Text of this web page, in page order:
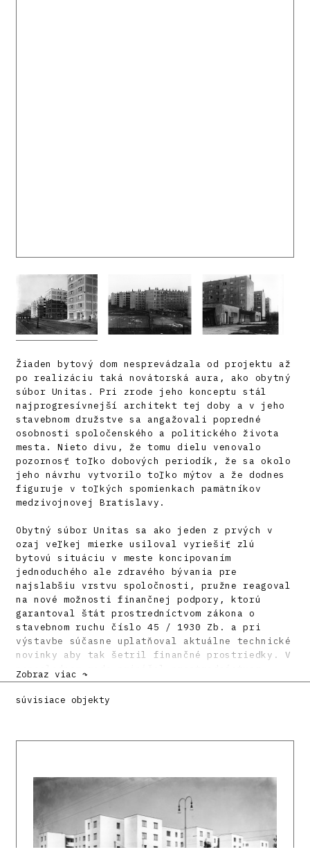
Žiaden bytový dom nesprevádzala od projektu až
po realizáciu taká novátorská aura, ako obytný
súbor Unitas. Pri zrode jeho konceptu stál
najprogresívnejší architekt tej doby a v jeho
stavebnom družstve sa angažovali popredné
osobnosti spoločenského a politického života
mesta. Nieto divu, že tomu dielu venovalo
pozornosť toľko dobových periodík, že sa okolo
jeho návrhu vytvorilo toľko mýtov a že dodnes
figuruje v toľkých spomienkach pamätníkov
medzivojnovej Bratislavy.
Obytný súbor Unitas sa ako jeden z prvých v
ozaj veľkej mierke usiloval vyriešiť zlú
bytovú situáciu v meste koncipovaním
jednoduchého ale zdravého bývania pre
najslabšiu vrstvu spoločnosti, pružne reagoval
na nové možnosti finančnej podpory, ktorú
garantoval štát prostredníctvom zákona o
stavebnom ruchu číslo 45 / 1930 Zb. a pri
výstavbe súčasne uplatňoval aktuálne technické
novinky aby tak šetril finančné prostriedky. V
neposlednom rade prinášal prostredníctvom
riadkovej zástavby nový pohľad na tvorbu
mesta. Všetky tieto momenty vzbudzovali od
sústredenú pozornosť.
šesťpodlažných domov usporiadaných do riadkov
s nepravidelnými rozostupmi. Jeden z krajných
domov má pôdorys tvaru L a pôvodne uzatváral
štruktúru zo severnej strany. Bytové domy sú
koncipované ako pavlačové. Ich formu určuje
oceľobetónová rámová konštrukcia, ktorá sa v
Zobraz viac ↷
súvisiace objekty